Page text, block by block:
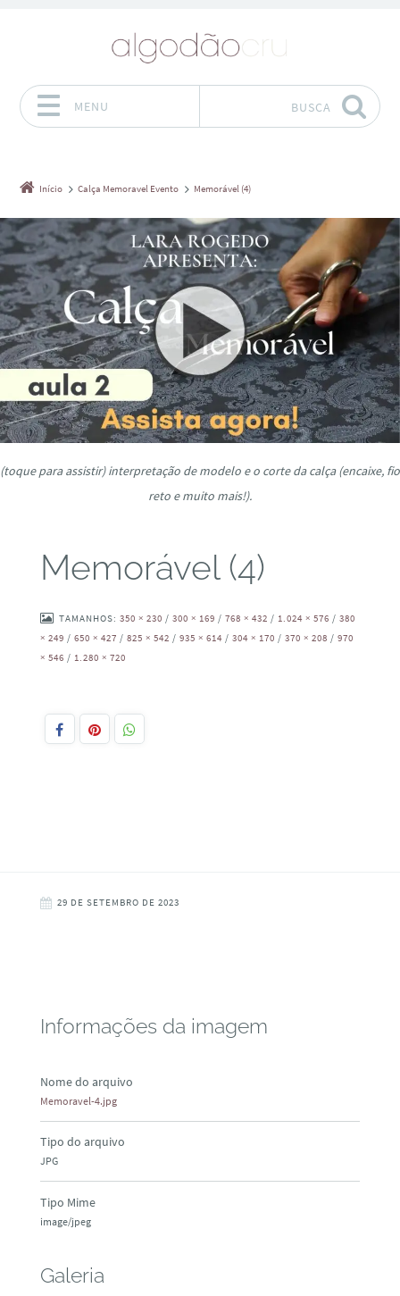
MENU BUSCA
Início Calça Memoravel Evento Memorável (4)
(toque para assistir) interpretação de modelo e o corte da calça (encaixe, fio
reto e muito mais!).
Memorável (4)
TAMANHOS: 350 × 230 / 300 × 169 / 768 × 432 / 1.024 × 576 / 380
× 249 / 650 × 427 / 825 × 542 / 935 × 614 / 304 × 170 / 370 × 208 / 970
× 546 / 1.280 × 720
29 DE SETEMBRO DE 2023
Informações da imagem
Nome do arquivo
Memoravel-4.jpg
Tipo do arquivo
JPG
Tipo Mime
image/jpeg
Galeria